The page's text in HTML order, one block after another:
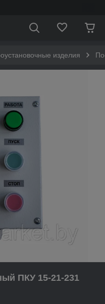
изделия
ПКУ 15-21-231